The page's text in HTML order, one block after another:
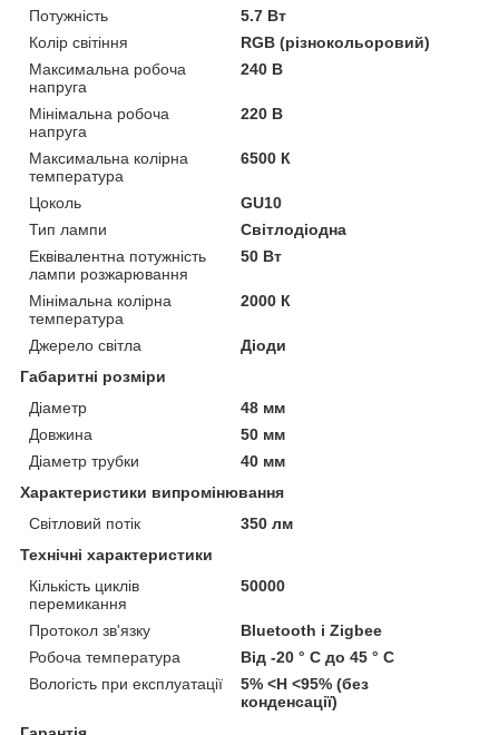
Потужність
5.7 Вт
Колір світіння
RGB (різнокольоровий)
Максимальна робоча
напруга
240 В
Мінімальна робоча
напруга
220 В
Максимальна колірна
температура
6500 К
Цоколь
GU10
Тип лампи
Світлодіодна
Еквівалентна потужність
лампи розжарювання
50 Вт
Мінімальна колірна
температура
2000 К
Джерело світла
Діоди
Габаритні розміри
Діаметр
48 мм
Довжина
50 мм
Діаметр трубки
40 мм
Характеристики випромінювання
Світловий потік
350 лм
Технічні характеристики
Кількість циклів
перемикання
50000
Протокол зв'язку
Bluetooth і Zigbee
Робоча температура
Від -20 ° C до 45 ° C
Вологість при експлуатації
5% <H <95% (без
конденсації)